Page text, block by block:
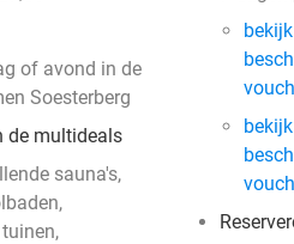
of avond in de
Soesterberg
de multideals
sauna's,